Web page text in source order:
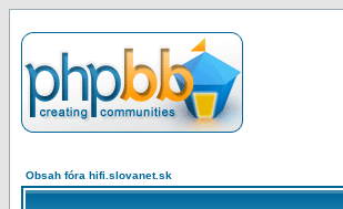
Obsah fóra hifi.slovanet.sk